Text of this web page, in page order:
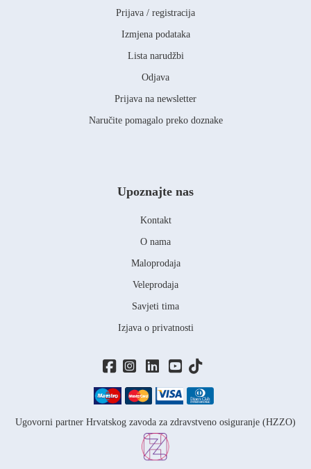
Prijava / registracija
Izmjena podataka
Lista narudžbi
Odjava
Prijava na newsletter
Naručite pomagalo preko doznake
Ugovorni partner Hrvatskog zavoda za zdravstveno osiguranje (HZZO)
Upoznajte nas
Kontakt
O nama
Maloprodaja
Veleprodaja
Savjeti tima
Izjava o privatnosti